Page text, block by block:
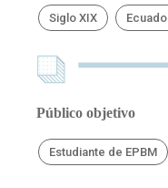
Siglo XIX
Público objetivo
Estudiante de EPBM